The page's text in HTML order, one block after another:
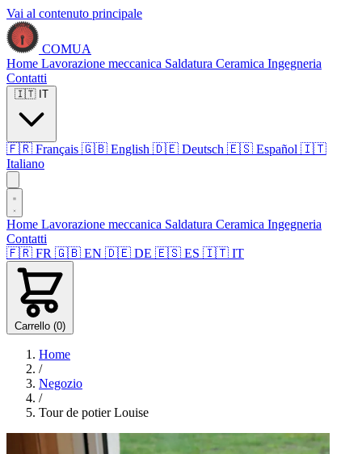
Vai al contenuto principale
COMUA
Home Lavorazione meccanica Saldatura Ceramica Ingegneria
Contatti
🇮🇹
🇫🇷 Français 🇬🇧 English 🇩🇪 Deutsch 🇪🇸 Español 🇮🇹
Italiano
Home Lavorazione meccanica Saldatura Ceramica Ingegneria
Contatti
🇫🇷 FR 🇬🇧 EN 🇩🇪 DE 🇪🇸 ES 🇮🇹 IT
Carrello (0)
Home
/
Negozio
/
Tour de potier Louise